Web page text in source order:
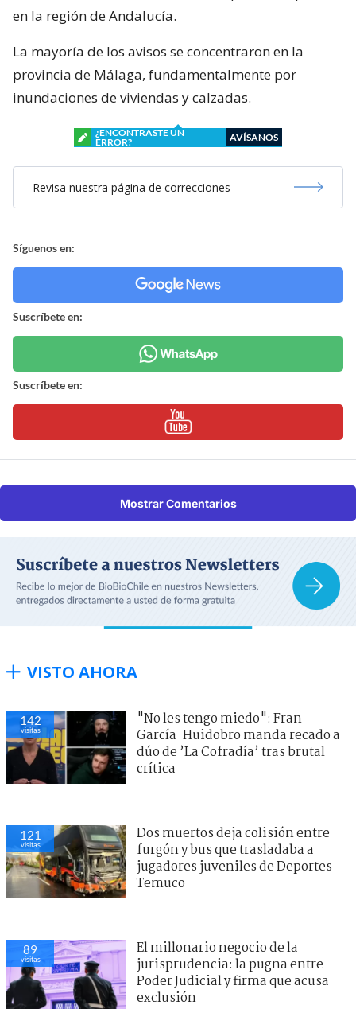
en la región de Andalucía.
La mayoría de los avisos se concentraron en la
provincia de Málaga, fundamentalmente por
inundaciones de viviendas y calzadas.
¿ENCONTRASTE UN
ERROR?
AVÍSANOS
Revisa nuestra página de correcciones
Síguenos en:
Suscríbete en:
Suscríbete en:
Mostrar Comentarios
VISTO AHORA
142
visitas
"No les tengo miedo": Fran
García-Huidobro manda recado a
dúo de ’La Cofradía’ tras brutal
crítica
121
visitas
Dos muertos deja colisión entre
furgón y bus que trasladaba a
jugadores juveniles de Deportes
Temuco
89
visitas
El millonario negocio de la
jurisprudencia: la pugna entre
Poder Judicial y firma que acusa
exclusión